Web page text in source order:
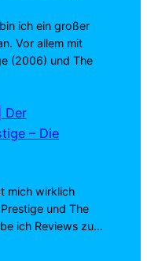
ich ein großer
Vor allem mit
(2006) und The
Der
– Die
mich wirklich
und The
ich Reviews zu…